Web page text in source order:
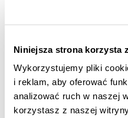
Niniejsza strona korzysta
Wykorzystujemy pliki
i reklam, aby oferować
analizować ruch w naszej
korzystasz z naszej
i zarządczych. Warto
standardów raportowania,
Initiative) czy SASB
porównywalność. Ważne jest
i przejrzystość
Rola zespołu w